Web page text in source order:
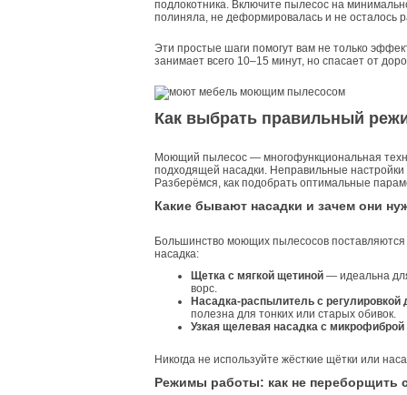
подлокотника. Включите пылесос на
полиняла, не деформировалась и не осталось
Эти простые шаги помогут вам не только
занимает всего 10–15 минут, но спасает от
Как выбрать правильный
Моющий пылесос — многофункциональная
подходящей насадки. Неправильные настройки
Разберёмся, как подобрать оптимальные
Какие бывают насадки и зачем они
Большинство моющих пылесосов
насадка:
Щетка с мягкой щетиной — идеальна
ворс.
Насадка-распылитель с регулировкой
полезна для тонких или старых обивок.
Узкая щелевая насадка с микрофиброй
Никогда не используйте жёсткие щётки или
Режимы работы: как не переборщить